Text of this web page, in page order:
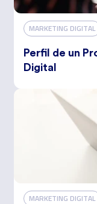
MARKETING DIGITAL
Perfil de un
Digital
MARKETING DIGITAL